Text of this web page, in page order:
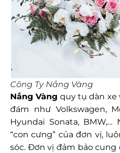
Công Ty Nắng Vàng
Nắng Vàng quy tụ dàn xe
đám như Volkswagen,
Hyundai Sonata,
“con cưng” của đơn vị,
sóc. Đơn vị đảm bảo cung